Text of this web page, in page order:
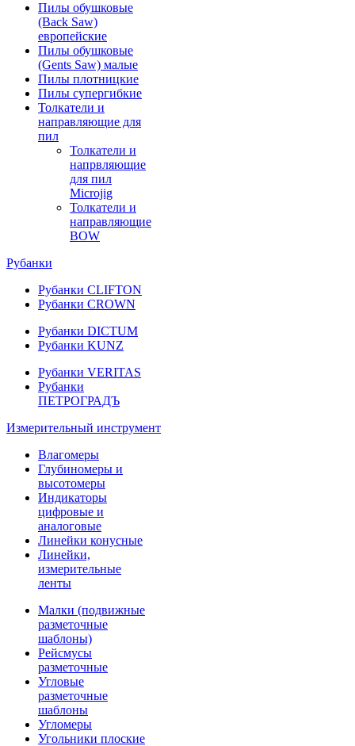
Пилы обушковые
(Back Saw)
европейские
Пилы обушковые
(Gents Saw) малые
Пилы плотницкие
Пилы супергибкие
Толкатели и
направляющие для
пил
Толкатели и
напрвляющие
для пил
Microjig
Толкатели и
направляющие
BOW
Рубанки
Рубанки CLIFTON
Рубанки CROWN
Рубанки DICTUM
Рубанки KUNZ
Рубанки VERITAS
Рубанки
ПЕТРОГРАДЪ
Измерительный инструмент
Влагомеры
Глубиномеры и
высотомеры
Индикаторы
цифровые и
аналоговые
Линейки конусные
Линейки,
измерительные
ленты
Малки (подвижные
разметочные
шаблоны)
Рейсмусы
разметочные
Угловые
разметочные
шаблоны
Угломеры
Угольники плоские